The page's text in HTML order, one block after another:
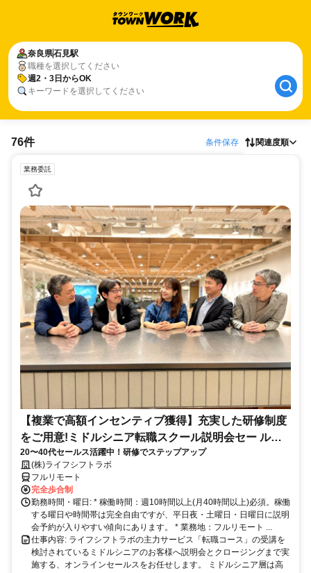
奈良県石見駅
職種を選択してください
週2・3日からOK
キーワードを選択してください
76件 条件保存 関連度順
業務委託
【複業で高額インセンティブ獲得】充実した研修制度
をご用意!ミドルシニア転職スクール説明会セー ルス
担当
20〜40代セールス活躍中！研修でステップアップ
(株)ライフシフトラボ
フルリモート
完全歩合制
勤務時間・曜日: * 稼働時間：週10時間以上(月40時間以上)必須。稼働
する曜日や時間帯は完全自由ですが、平日夜・土曜日・日曜日に説明
会予約が入りやすい傾向にあります。 * 業務地：フルリモート ...
仕事内容: ライフシフトラボの主力サービス「転職コース」の受講を
検討されているミドルシニアのお客様へ説明会とクロージングまで実
施する、オンラインセールスをお任せします。 ミドルシニア層は高